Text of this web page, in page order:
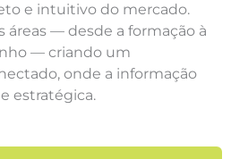
e intuitivo do mercado.
áreas — desde a formação à
— criando um
onde a informação
estratégica.